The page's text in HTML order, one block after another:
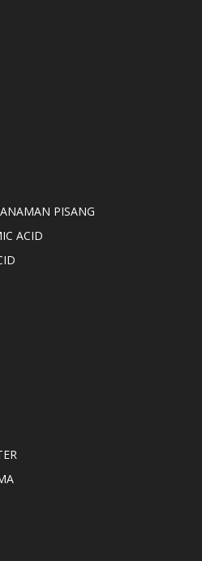
PISANG
ACID